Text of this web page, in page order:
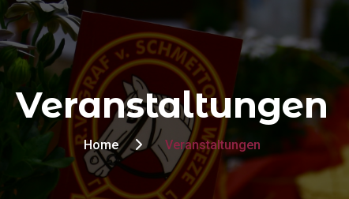
Veranstaltungen
Home Veranstaltungen